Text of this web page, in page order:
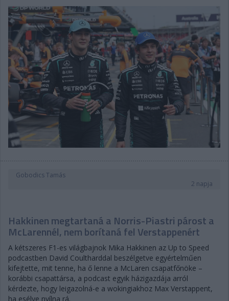
Gobodics Tamás
2 napja
Hakkinen megtartaná a Norris-Piastri párost a
McLarennél, nem borítaná fel Verstappenért
A kétszeres F1-es világbajnok Mika Hakkinen az Up to Speed
podcastben David Coultharddal beszélgetve egyértelműen
kifejtette, mit tenne, ha ő lenne a McLaren csapatfőnöke –
korábbi csapattársa, a podcast egyik házigazdája arról
kérdezte, hogy leigazolná-e a wokingiakhoz Max Verstappent,
ha esélye nyílna rá.